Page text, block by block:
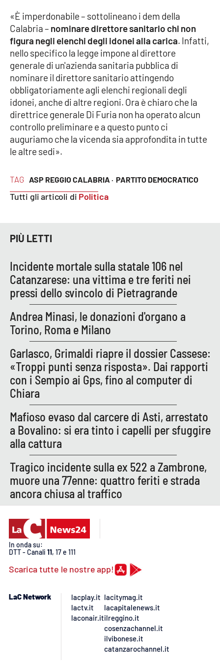
Parchi Marini Calabria
Leggendo Alvaro insieme
Imprese Di Calabria
Le perfidie di Antonella Grippo
Venti di comunicazione
STREAMING
LaC Network
LOCALI
Catanzaro
Vibo Valentia
Reggio Calabria
Cosenza
PROGETTI
SPECIALI
Buona Sanità Calabria
LA
Destinazioni
Eventi
TAG ASP REGGIO CALABRIA · PARTITO DEMOCRATICO
Tutti gli articoli di Politica
«È imperdonabile – sottolineano i dem della
Calabria – nominare direttore sanitario chi non
figura negli elenchi degli idonei alla carica. Infatti,
nello specifico la legge impone al direttore
generale di un'azienda sanitaria pubblica di
nominare il direttore sanitario attingendo
obbligatoriamente agli elenchi regionali degli
idonei, anche di altre regioni. Ora è chiaro che la
direttrice generale Di Furia non ha operato alcun
controllo preliminare e a questo punto ci
auguriamo che la vicenda sia approfondita in tutte
le altre sedi».
PIÙ LETTI
Incidente mortale sulla statale 106 nel
Catanzarese: una vittima e tre feriti nei
pressi dello svincolo di Pietragrande
Andrea Minasi, le donazioni d'organo a
Torino, Roma e Milano
Garlasco, Grimaldi riapre il dossier Cassese:
«Troppi punti senza risposta». Dai rapporti
con i Sempio ai Gps, fino al computer di
Chiara
Mafioso evaso dal carcere di Asti, arrestato
a Bovalino: si era tinto i capelli per sfuggire
alla cattura
Tragico incidente sulla ex 522 a Zambrone,
muore una 77enne: quattro feriti e strada
ancora chiusa al traffico
In onda su:
DTT - Canali 11, 17 e 111
Scarica tutte le nostre app!
LaC Network
lacplay.it
lactv.it
laconair.it
lacitymag.it
lacapitalenews.it
ilreggino.it
cosenzachannel.it
ilvibonese.it
catanzarochannel.it